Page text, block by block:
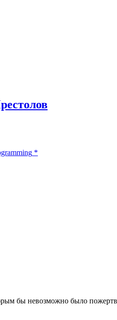
*
бы невозможно было